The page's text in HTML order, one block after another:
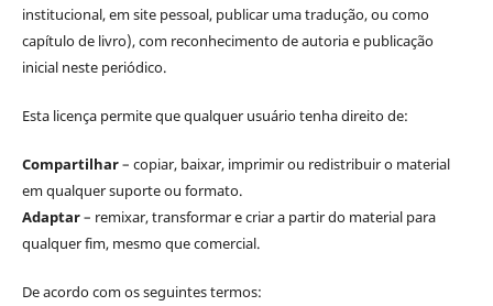
institucional, em site pessoal, publicar uma tradução, ou como
capítulo de livro), com reconhecimento de autoria e publicação
inicial neste periódico.
Esta licença permite que qualquer usuário tenha direito de:
Compartilhar– copiar, baixar, imprimir ou redistribuir o material
em qualquer suporte ou formato.
Adaptar– remixar, transformar e criar a partir do material para
qualquer fim, mesmo que comercial.
De acordo com os seguintes termos: